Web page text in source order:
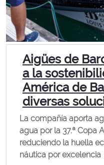
Aigües de
a la
América de
diversas
La compañía aporta
agua por la 37.ª Copa
reduciendo la huella
náutica por excelencia